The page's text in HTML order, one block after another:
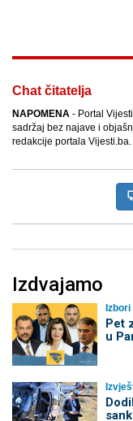
Chat čitatelja
NAPOMENA - Portal
sadržaj bez najave i
redakcije portala
Izdvajamo
Izbori
Pet
u